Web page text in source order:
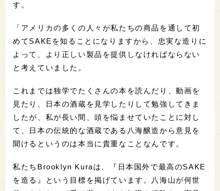
す。
「アメリカの多くの人々が私たちの商品を通して初
めてSAKEを知ることになりますから、忠実な造りに
よって、より正しい製品を提供しなければならない
と考えていました。
これまでは独学でたくさんの本を読んだり、動画を
見たり、日本の酒蔵を見学したりして勉強してきま
したが、私が長い間、頭を悩ませていたことに対し
て、日本の伝統的な酒蔵である八海醸造から意見を
聞けるというのは本当に貴重なことなんです。
私たちBrooklyn Kuraは、『日本国外で最高のSAKE
を造る』という目標を掲げています。八海山が何世